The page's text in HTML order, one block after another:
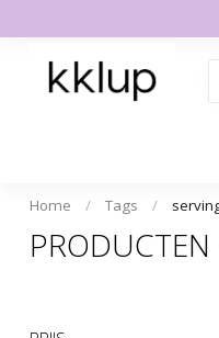
Home / Tags /
PRODUCTEN